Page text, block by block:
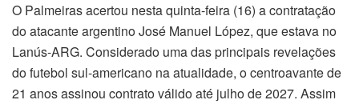
O Palmeiras acertou nesta quinta-feira (16) a contratação
do atacante argentino José Manuel López, que estava no
Lanús-ARG. Considerado uma das principais revelações
do futebol sul-americano na atualidade, o centroavante de
21 anos assinou contrato válido até julho de 2027. Assim